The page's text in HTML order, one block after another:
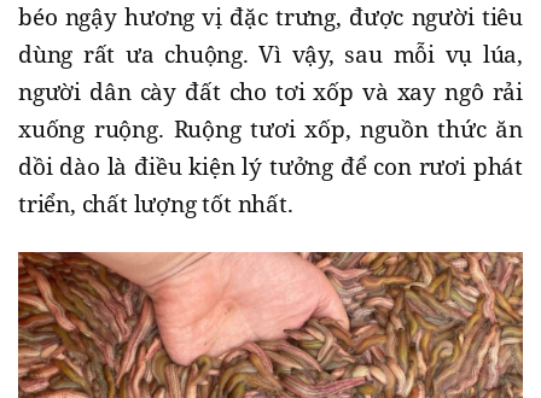
béo ngậy hương vị đặc trưng, được người tiêu
dùng rất ưa chuộng. Vì vậy, sau mỗi vụ lúa,
người dân cày đất cho tơi xốp và xay ngô rải
xuống ruộng. Ruộng tươi xốp, nguồn thức ăn
dồi dào là điều kiện lý tưởng để con rươi phát
triển, chất lượng tốt nhất.